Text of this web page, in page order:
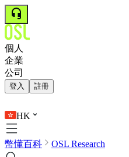
個人
企業
公司
登入 註冊
HK
幣懂百科 OSL Research